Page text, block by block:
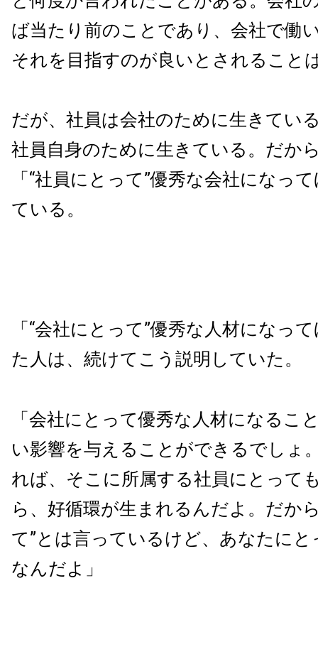
ば当たり前のことであり、会社で働
それを目指すのが良いとされること
だが、社員は会社のために生きてい
社員自身のために生きている。だか
「“社員にとって”優秀な会社になっ
ている。
「“会社にとって”優秀な人材になっ
た人は、続けてこう説明していた。
「会社にとって優秀な人材になるこ
い影響を与えることができるでしょ
れば、そこに所属する社員にとって
ら、好循環が生まれるんだよ。だか
て”とは言っているけど、あなたに
なんだよ」